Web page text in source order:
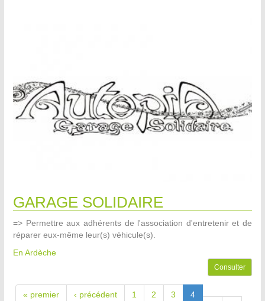
GARAGE SOLIDAIRE
=> Permettre aux adhérents de l'association d'entretenir et de
réparer eux-même leur(s) véhicule(s).
En Ardèche
Consulter
« premier ‹ précédent 1 2 3
4